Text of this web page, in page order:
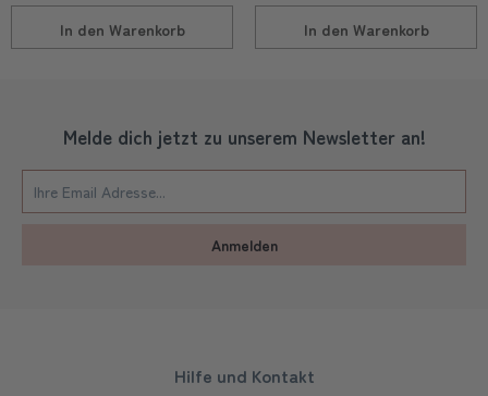
In den Warenkorb In den Warenkorb
Melde dich jetzt zu unserem Newsletter an!
Anmelden
Hilfe und Kontakt